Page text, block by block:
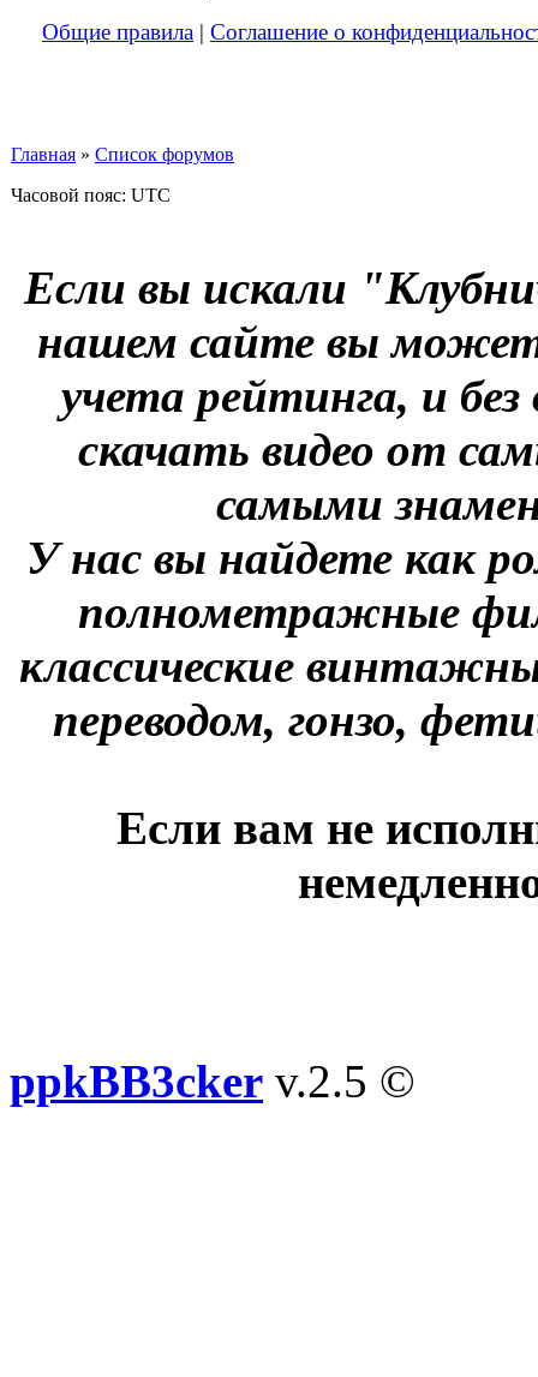
Общие правила | Соглашение о
Главная » Список форумов
Часовой пояс: UTC
Если вы искали
нашем сайте вы
учета рейтинга, и
скачать видео от
самыми
У нас вы найдете как
полнометражные
классические
переводом, гонзо,
Если вам не
ppkBB3cker v.2.5 ©